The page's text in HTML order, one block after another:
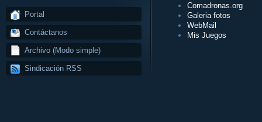
Portal
Contáctanos
Archivo (Modo simple)
Sindicación RSS
Comadronas.org
Galeria fotos
WebMail
Mis Juegos